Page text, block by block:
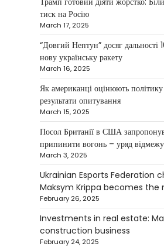
NEWS
Investment case
tells how he built
Верещагин Ігор
Between 2023 and
Maksym Krippa
business center, the
NEWS
США заявили про
керувати
Міністр енергетики
Сполучені Штати “без
управління…
тиск на Росію
March 17, 2025
“Довгий Нептун” досяг
нову українську ракету
March 16, 2025
Як американці оцінюють
результати опитування
March 15, 2025
Посол Британії в США
припинити вогонь – уряд
March 3, 2025
Ukrainian Esports Federation
Maksym Krippa becomes the
February 26, 2025
Investments in real estate:
construction business
February 24, 2025